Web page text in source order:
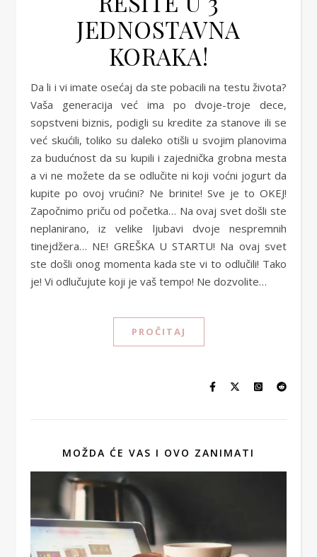
JEDNOSTAVNA
KORAKA!
Da li i vi imate osećaj da ste pobacili na testu života?
Vaša generacija već ima po dvoje-troje dece,
sopstveni biznis, podigli su kredite za stanove ili se
već skućili, toliko su daleko otišli u svojim planovima
za budućnost da su kupili i zajednička grobna mesta
a vi ne možete da se odlučite ni koji voćni jogurt da
kupite po ovoj vrućini? Ne brinite! Sve je to OKEJ!
Započnimo priču od početka… Na ovaj svet došli ste
neplanirano, iz velike ljubavi dvoje nespremnih
tinejdžera… NE! GREŠKA U STARTU! Na ovaj svet
ste došli onog momenta kada ste vi to odlučili! Tako
je! Vi odlučujute koji je vaš tempo! Ne dozvolite…
PROČITAJ
MOŽDA ĆE VAS I OVO ZANIMATI